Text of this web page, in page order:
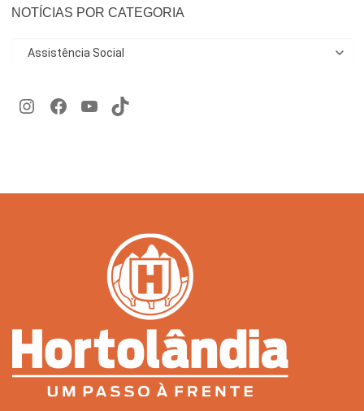
NOTÍCIAS POR CATEGORIA